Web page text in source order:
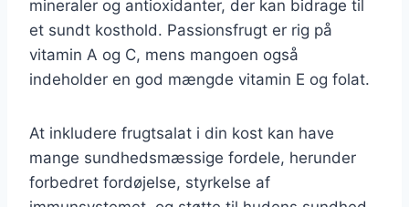
mineraler og antioxidanter, der kan bidrage til
et sundt kosthold. Passionsfrugt er rig på
vitamin A og C, mens mangoen også
indeholder en god mængde vitamin E og folat.
At inkludere frugtsalat i din kost kan have
mange sundhedsmæssige fordele, herunder
forbedret fordøjelse, styrkelse af